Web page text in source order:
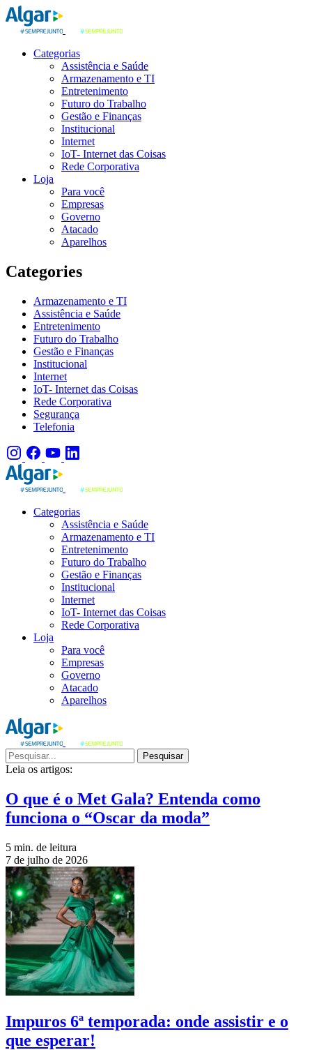
Categorias
Assistência e Saúde
Armazenamento e TI
Entretenimento
Futuro do Trabalho
Gestão e Finanças
Institucional
Internet
IoT- Internet das Coisas
Rede Corporativa
Loja
Para você
Empresas
Governo
Atacado
Aparelhos
Categories
Armazenamento e TI
Assistência e Saúde
Entretenimento
Futuro do Trabalho
Gestão e Finanças
Institucional
Internet
IoT- Internet das Coisas
Rede Corporativa
Segurança
Telefonia
Categorias
Assistência e Saúde
Armazenamento e TI
Entretenimento
Futuro do Trabalho
Gestão e Finanças
Institucional
Internet
IoT- Internet das Coisas
Rede Corporativa
Loja
Para você
Empresas
Governo
Atacado
Aparelhos
Pesquisar
Leia os artigos:
O que é o Met Gala? Entenda como
funciona o “Oscar da moda”
5 min. de leitura
7 de julho de 2026
Impuros 6ª temporada: onde assistir e o
que esperar!